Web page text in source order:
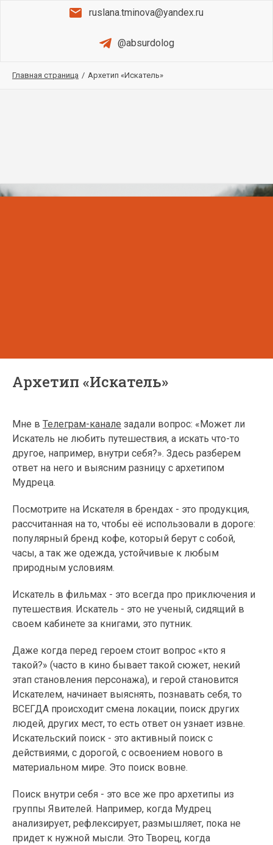
ruslana.tminova@yandex.ru
@absurdolog
Главная страница / Архетип «Искатель»
Архетип «Искатель»
Мне в Телеграм-канале задали вопрос: «Может ли
Искатель не любить путешествия, а искать что-то
другое, например, внутри себя?». Здесь разберем
ответ на него и выясним разницу с архетипом
Мудреца.
Посмотрите на Искателя в брендах - это продукция,
рассчитанная на то, чтобы её использовали в дороге:
популярный бренд кофе, который берут с собой,
часы, а так же одежда, устойчивые к любым
природным условиям.
Искатель в фильмах - это всегда про приключения и
путешествия. Искатель - это не ученый, сидящий в
своем кабинете за книгами, это путник.
Даже когда перед героем стоит вопрос «кто я
такой?» (часто в кино бывает такой сюжет, некий
этап становления персонажа), и герой становится
Искателем, начинает выяснять, познавать себя, то
ВСЕГДА происходит смена локации, поиск других
людей, других мест, то есть ответ он узнает извне.
Искательский поиск - это активный поиск с
действиями, с дорогой, с освоением нового в
материальном мире. Это поиск вовне.
Поиск внутри себя - это все же про архетипы из
группы Явителей. Например, когда Мудрец
анализирует, рефлексирует, размышляет, пока не
придет к нужной мысли. Это Творец, когда